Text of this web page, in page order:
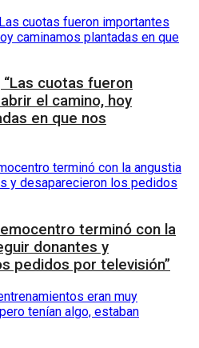
“Las cuotas fueron
el camino, hoy
en que nos
terminó con la
donantes y
pedidos por televisión”